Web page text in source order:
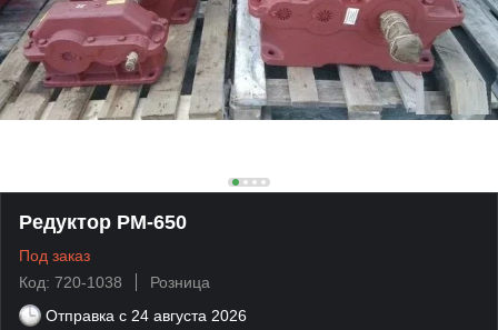
Редуктор РМ-650
Под заказ
Код: 720-1038
Розница
Отправка с 24 августа 2026